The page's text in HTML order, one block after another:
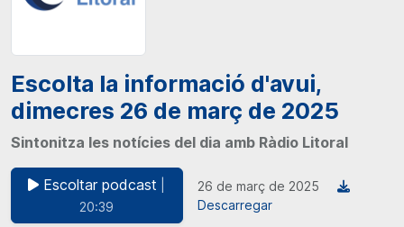
Escolta la informació d'avui,
dimecres 26 de març de 2025
Sintonitza les notícies del dia amb Ràdio Litoral
Escoltar podcast
20:39
26 de març de 2025
Descarregar